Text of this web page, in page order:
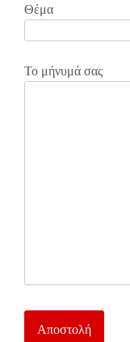
Θέμα
Το μήνυμά σας